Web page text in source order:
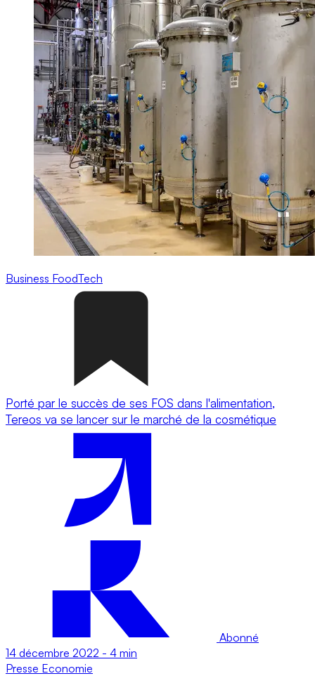
Business FoodTech
Porté par le succès de ses FOS dans l'alimentation,
Tereos va se lancer sur le marché de la cosmétique
Abonné
14 décembre 2022 - 4 min
Presse Economie